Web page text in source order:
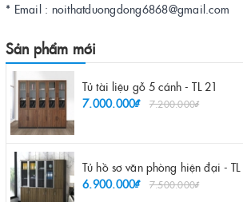
* Email : noithatduongdong6868@gmail.com
Sản phẩm mới
Tủ tài liệu gỗ 5 cánh - TL 21
7.000.000₫
7.200.000₫
Tủ hồ sơ văn phòng hiện đại -
6.900.000₫
7.500.000₫